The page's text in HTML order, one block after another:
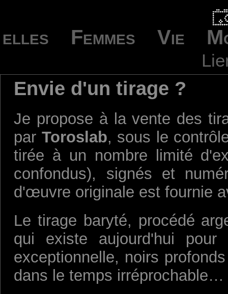
elles Femmes Vie
Envie d'un tirage ?
Je propose à la vente des
par Toroslab, sous le
tirée à un nombre limité
confondus), signés et
d'œuvre originale est fournie
Le tirage baryté, procédé
qui existe aujourd'hui
exceptionnelle, noirs
dans le temps irréprochable…